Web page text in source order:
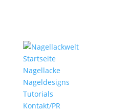
Startseite
Nagellacke
Nageldesigns
Tutorials
Kontakt/PR